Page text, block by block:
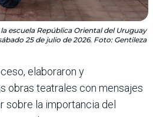
escuela República Oriental del Uruguay
25 de julio de 2026. Foto: Gentileza
elaboraron y
obras teatrales con mensajes
sobre la importancia del